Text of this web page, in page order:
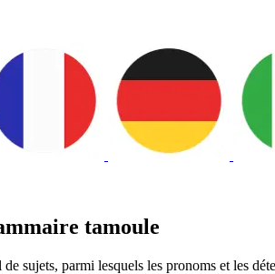
tamoule
sujets, parmi lesquels les pronoms et les